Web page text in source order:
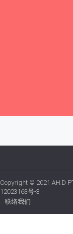
Copyright © 2021 AH.D
12023163号-3
联络我们